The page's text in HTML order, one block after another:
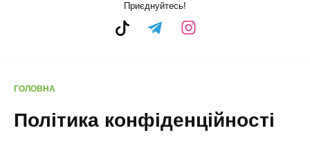
Приєднуйтесь!
ГОЛОВНА
Політика конфіденційності